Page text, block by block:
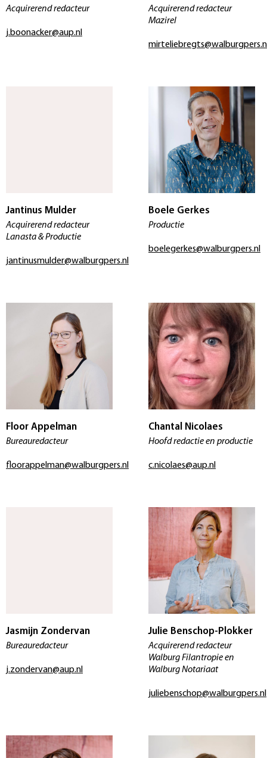
Acquirerend redacteur
j.boonacker@aup.nl
Acquirerend redacteur
Mazirel
Jantinus Mulder
Acquirerend redacteur
Lanasta & Productie
jantinusmulder@walburgpers.nl
Boele Gerkes
Productie
boelegerkes@walburgpers.nl
Floor Appelman
Bureauredacteur
floorappelman@walburgpers.nl
Chantal Nicolaes
Hoofd redactie en productie
c.nicolaes@aup.nl
Jasmijn Zondervan
Bureauredacteur
j.zondervan@aup.nl
Julie Benschop-Plokker
Acquirerend redacteur
Walburg Filantropie en
Walburg Notariaat
juliebenschop@walburgpers.nl